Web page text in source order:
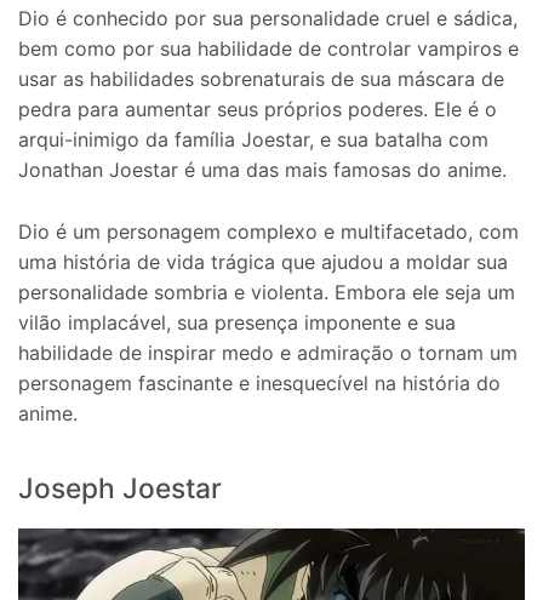
Dio é conhecido por sua personalidade cruel e sádica,
bem como por sua habilidade de controlar vampiros e
usar as habilidades sobrenaturais de sua máscara de
pedra para aumentar seus próprios poderes. Ele é o
arqui-inimigo da família Joestar, e sua batalha com
Jonathan Joestar é uma das mais famosas do anime.
Dio é um personagem complexo e multifacetado, com
uma história de vida trágica que ajudou a moldar sua
personalidade sombria e violenta. Embora ele seja um
vilão implacável, sua presença imponente e sua
habilidade de inspirar medo e admiração o tornam um
personagem fascinante e inesquecível na história do
anime.
Joseph Joestar